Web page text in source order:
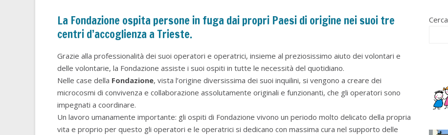
La Fondazione ospita persone in fuga dai propri Paesi di origine nei suoi tre
centri d’accoglienza a Trieste.
Grazie alla professionalità dei suoi operatori e operatrici, insieme al preziosissimo aiuto dei volontari e
delle volontarie, la Fondazione assiste i suoi ospiti in tutte le necessità del quotidiano.
Nelle case della Fondazione, vista l’origine diversissima dei suoi inquilini, si vengono a creare dei
microcosmi di convivenza e collaborazione assolutamente originali e funzionanti, che gli operatori sono
impegnati a coordinare.
Un lavoro umanamente importante: gli ospiti di Fondazione vivono un periodo molto delicato della propria
vita e proprio per questo gli operatori e le operatrici si dedicano con massima cura nel supporto delle
Cerca